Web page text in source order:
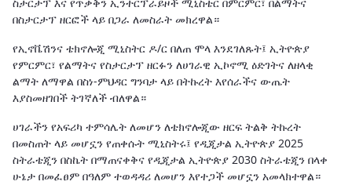
በስታርታፕ ዘርፎች ላይ በጋራ ለመስራት መክረዋል።
የኢኖቬሽንና ቴክኖሎጂ ሚኒስትር ዶ/ር በለጠ ሞላ እንደገለጹት፤ ኢትዮጵያ
የምርምር፣ የልማትና የስታርታፕ ዘርፉን ለሀገራዊ ኢኮኖሚ ዕድገትና ለዘላቂ
ልማት ለማዋል በስነ-ምህዳር ግንባታ ላይ በትኩረት እየሰራችና ውጤት
እያስመዘገበች ትገኛለች ብለዋል።
ሀገራችን የአፍሪካ ተምሳሌት ለመሆን ለቴክኖሎጂው ዘርፍ ትልቅ ትኩረት
በመስጠት ላይ መሆኗን የጠቀሱት ሚኒስትሩ፤ የዲጂታል ኢትዮጵያ 2025
ስትራቴጂን በስኬት በማጠናቀቅና የዲጂታል ኢትዮጵያ 2030 ስትራቴጂን በላቀ
ሁኔታ በመፈፀም በዓለም ተወዳዳሪ ለመሆን እየተጋች መሆኗን አመላክተዋል።